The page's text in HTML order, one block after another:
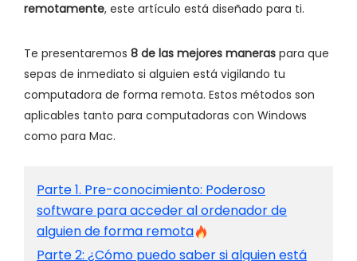
remotamente, este artículo está diseñado para ti.
Te presentaremos 8 de las mejores maneras para que
sepas de inmediato si alguien está vigilando tu
computadora de forma remota. Estos métodos son
aplicables tanto para computadoras con Windows
como para Mac.
Parte 1. Pre-conocimiento: Poderoso
software para acceder al ordenador de
alguien de forma remota
Parte 2: ¿Cómo puedo saber si alguien está